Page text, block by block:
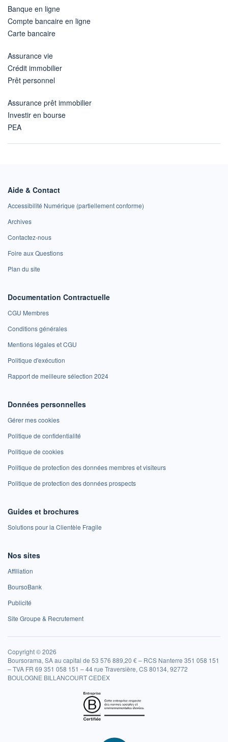
Banque en ligne
Compte bancaire en ligne
Carte bancaire
Assurance vie
Crédit immobilier
Prêt personnel
Assurance prêt immobilier
Investir en bourse
PEA
Aide & Contact
Accessibilité Numérique (partiellement conforme)
Archives
Contactez-nous
Foire aux Questions
Plan du site
Documentation Contractuelle
CGU Membres
Conditions générales
Mentions légales et CGU
Politique d'exécution
Rapport de meilleure sélection 2024
Données personnelles
Gérer mes cookies
Politique de confidentialité
Politique de cookies
Politique de protection des données membres et visiteurs
Politique de protection des données prospects
Guides et brochures
Solutions pour la Clientèle Fragile
Nos sites
Affiliation
BoursoBank
Publicité
Site Groupe & Recrutement
Copyright © 2026
Boursorama, SA au capital de 53 576 889,20 € – RCS Nanterre 351 058 151
– TVA FR 69 351 058 151 – 44 rue Traversière, CS 80134, 92772
BOULOGNE BILLANCOURT CEDEX